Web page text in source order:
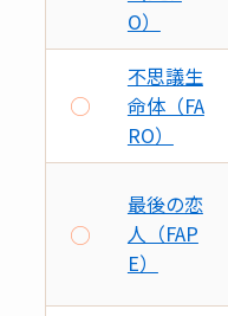
O）
○
不思議生
命体（FA
RO）
○
最後の恋
人（FAP
E）